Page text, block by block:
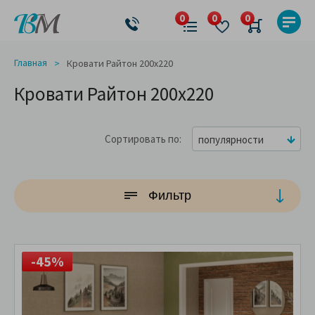
Главная Кровати Райтон 200x220
Кровати Райтон 200x220
Сортировать по популярности
Фильтр
-45%